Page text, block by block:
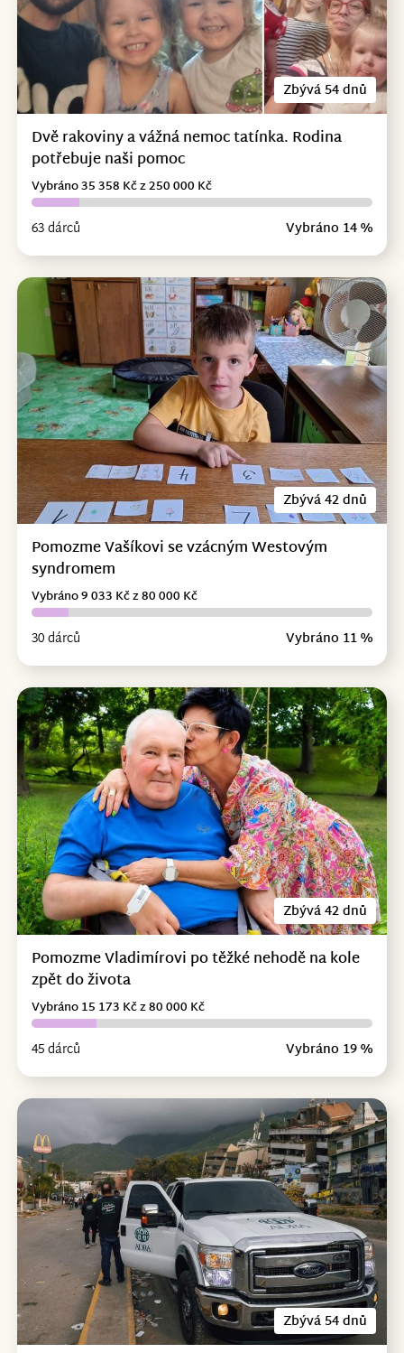
Zbývá 54 dnů
Dvě rakoviny a vážná nemoc tatínka. Rodina
potřebuje naši pomoc
63 dárců Vybráno 14 %
Vybráno 35 358 Kč z 250 000 Kč
Zbývá 42 dnů
Pomozme Vašíkovi se vzácným Westovým
syndromem
30 dárců Vybráno 11 %
Vybráno 9 033 Kč z 80 000 Kč
Zbývá 42 dnů
Pomozme Vladimírovi po těžké nehodě na kole
zpět do života
45 dárců Vybráno 19 %
Vybráno 15 173 Kč z 80 000 Kč
Zbývá 54 dnů